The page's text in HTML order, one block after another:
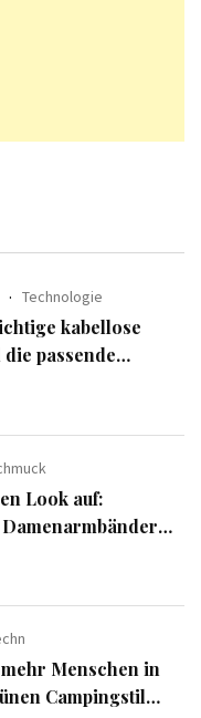
Technologie
kabellose
passende
Look auf:
Menschen in
Campingstil